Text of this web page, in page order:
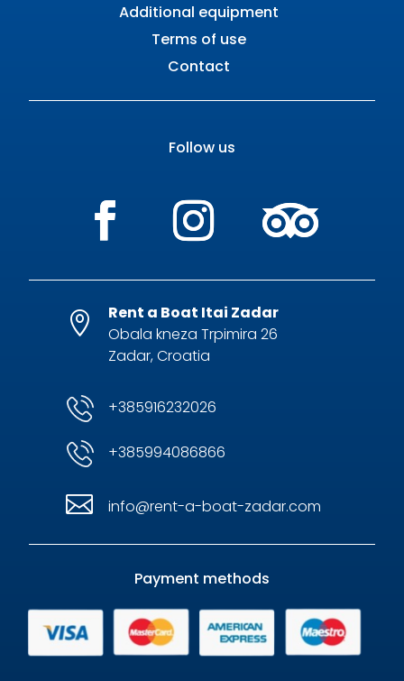
Additional equipment
Terms of use
Contact
Follow us

Rent a Boat Itai Zadar
Obala kneza Trpimira 26
Zadar, Croatia
+385916232026
+385994086866
 info@rent-a-boat-zadar.com
Payment methods